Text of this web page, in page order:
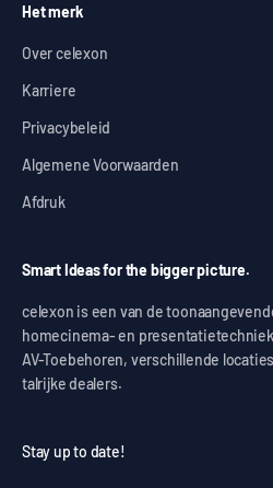
Het merk
Over celexon
Karriere
Privacybeleid
Algemene Voorwaarden
Afdruk
Smart Ideas for the bigger picture.
celexon is een van de
homecinema- en
AV-Toebehoren, verschillende
talrijke dealers.
Stay up to date!